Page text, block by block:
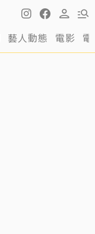
藝人動態 電影